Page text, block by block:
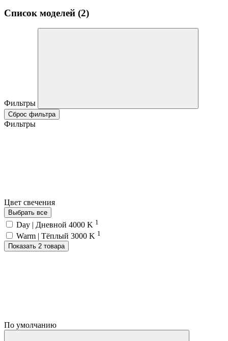
Список моделей (2)
Фильтры
Сброс фильтра
Фильтры
Цвет свечения
Выбрать все
Day | Дневной 4000 K 1
Warm | Тёплый 3000 K 1
Показать 2 товара
По умолчанию